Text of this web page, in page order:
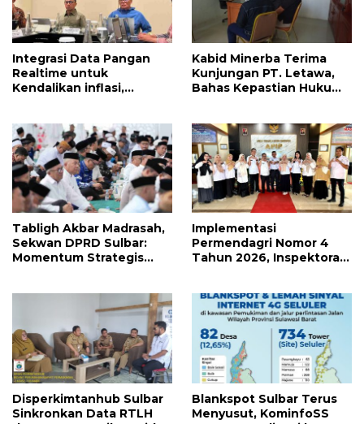
Integrasi Data Pangan
Realtime untuk
Kendalikan inflasi,
SAPEDA
Kabid Minerba Terima
Kunjungan PT. Letawa,
Bahas Kepastian Hukum
Tabligh Akbar Madrasah,
Sekwan DPRD Sulbar:
Momentum Strategis
Implementasi
Permendagri Nomor 4
Tahun 2026, Inspektorat
di Majene
Disperkimtanhub Sulbar
Sinkronkan Data RTLH
Blankspot Sulbar Terus
Menyusut, KominfoSS